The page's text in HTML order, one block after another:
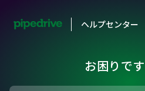
ヘルプセンター
お困りで